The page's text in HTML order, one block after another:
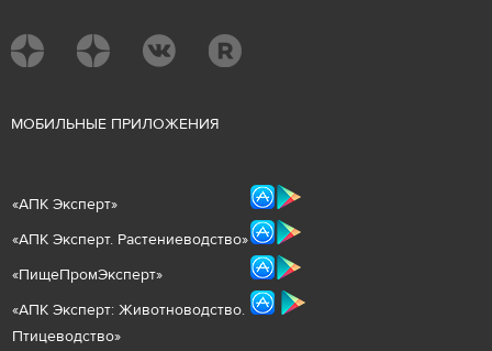
МОБИЛЬНЫЕ ПРИЛОЖЕНИЯ
«АПК Эксперт»
«АПК Эксперт. Растениеводство»
«ПищеПромЭксперт»
«АПК Эксперт: Животноводство.
Птицеводство»